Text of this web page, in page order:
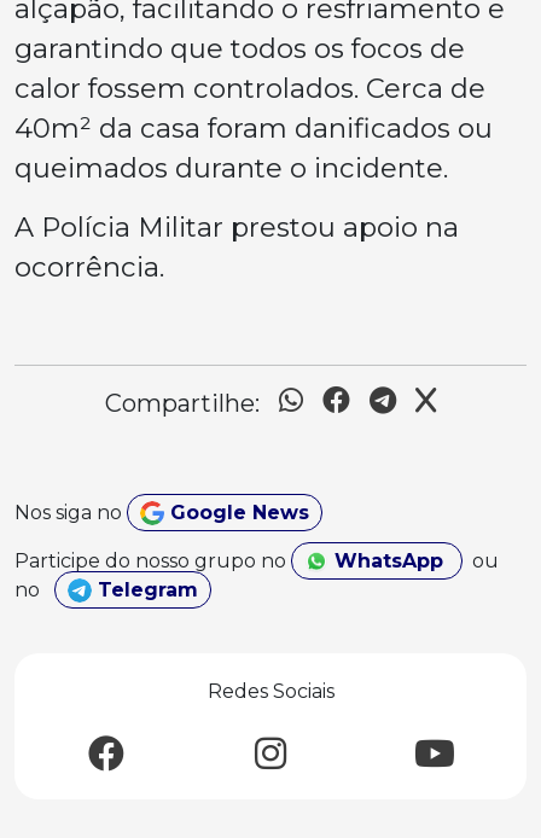
alçapão, facilitando o resfriamento e
garantindo que todos os focos de
calor fossem controlados. Cerca de
40m² da casa foram danificados ou
queimados durante o incidente.
A Polícia Militar prestou apoio na
ocorrência.
Compartilhe:
Nos siga no Google News
Participe do nosso grupo no WhatsApp
ou
no
Telegram
Redes Sociais